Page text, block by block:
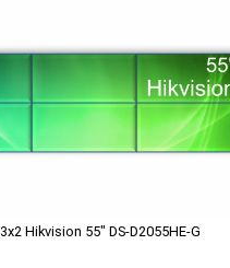
Hikvision 55" DS-D2055HE-G